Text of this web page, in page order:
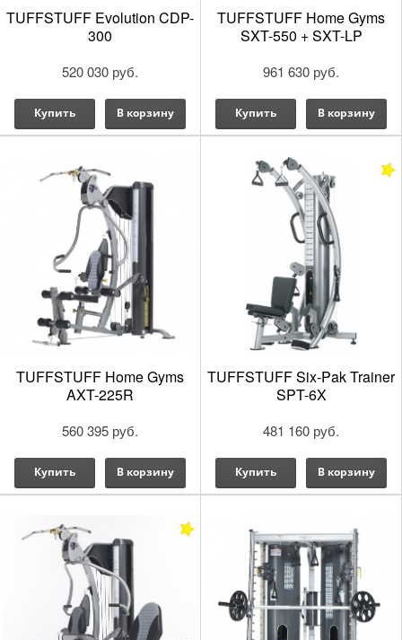
TUFFSTUFF Evolution CDP-
300
520 030 руб.
Купить В корзину
TUFFSTUFF Home Gyms
SXT-550 + SXT-LP
961 630 руб.
Купить В корзину
TUFFSTUFF Home Gyms
AXT-225R
560 395 руб.
Купить В корзину
TUFFSTUFF Six-Pak Trainer
SPT-6X
481 160 руб.
Купить В корзину